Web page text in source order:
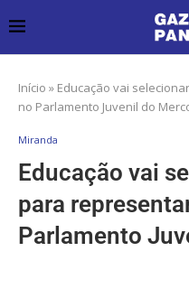
Início » Educação vai
no Parlamento Juvenil do
Miranda
Educação vai
para
Parlamento